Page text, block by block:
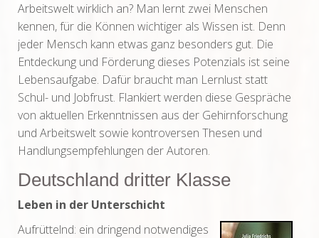
Arbeitswelt wirklich an? Man lernt zwei Menschen
kennen, für die Können wichtiger als Wissen ist. Denn
jeder Mensch kann etwas ganz besonders gut. Die
Entdeckung und Förderung dieses Potenzials ist seine
Lebensaufgabe. Dafür braucht man Lernlust statt
Schul- und Jobfrust. Flankiert werden diese Gespräche
von aktuellen Erkenntnissen aus der Gehirnforschung
und Arbeitswelt sowie kontroversen Thesen und
Handlungsempfehlungen der Autoren.
Deutschland dritter Klasse
Leben in der Unterschicht
Aufrüttelnd: ein dringend notwendiges